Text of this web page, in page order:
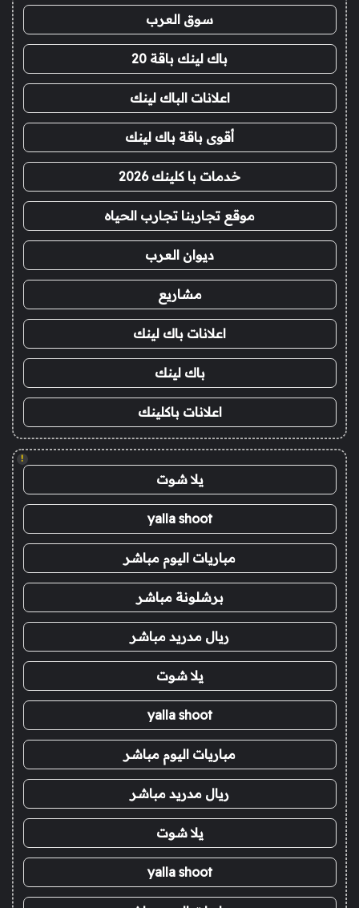
سوق العرب
باك لينك باقة 20
اعلانات الباك لينك
أقوى باقة باك لينك
خدمات با كلينك 2026
موقع تجاربنا تجارب الحياه
ديوان العرب
مشاريع
اعلانات باك لينك
باك لينك
اعلانات باكلينك
!
يلا شوت
yalla shoot
مباريات اليوم مباشر
برشلونة مباشر
ريال مدريد مباشر
يلا شوت
yalla shoot
مباريات اليوم مباشر
ريال مدريد مباشر
يلا شوت
yalla shoot